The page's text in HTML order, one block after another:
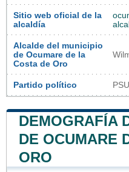
Sitio web oficial de la
alcaldía
Alcalde del municipio
de Ocumare de la
Costa de Oro
Partido político
DEMOGRAFÍA
DE OCUMARE
ORO